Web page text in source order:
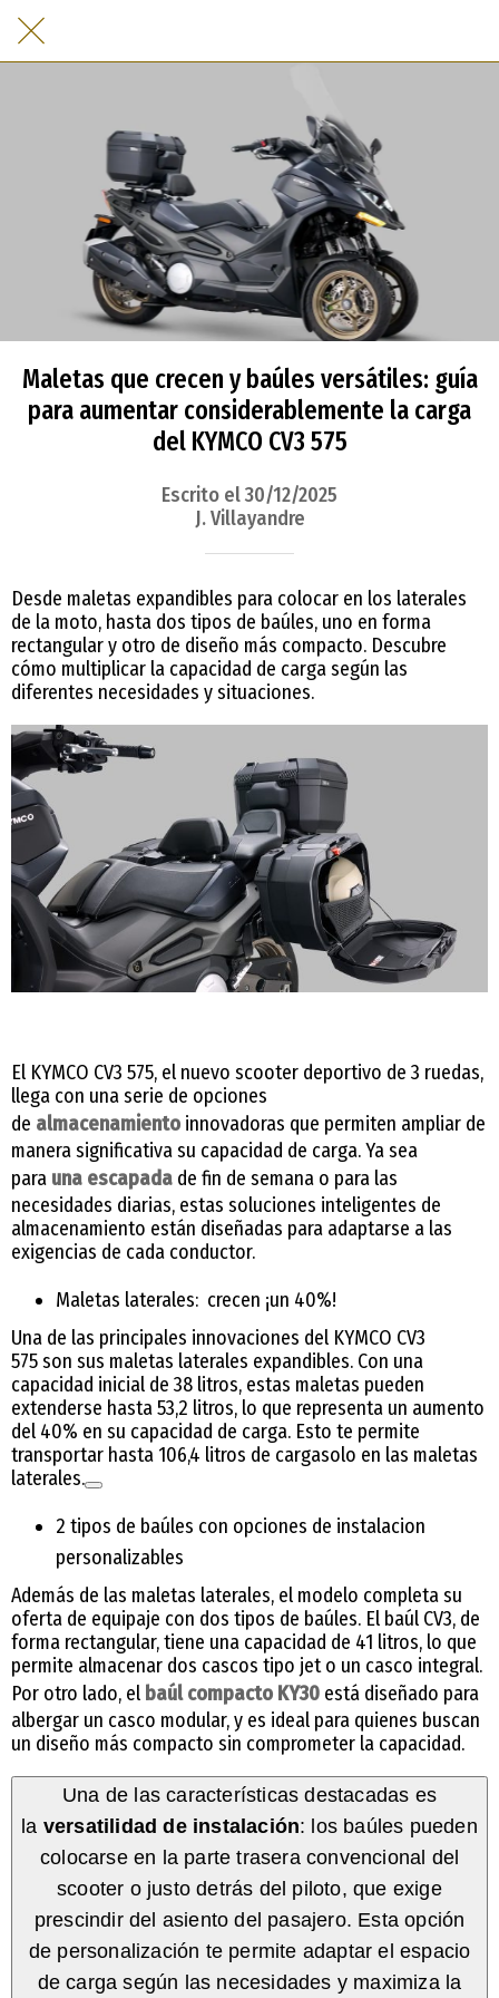
Maletas que crecen y baúles versátiles: guía
para aumentar considerablemente la carga
del KYMCO CV3 575
Escrito el 30/12/2025
J. Villayandre
Desde maletas expandibles para colocar en los laterales
de la moto, hasta dos tipos de baúles, uno en forma
rectangular y otro de diseño más compacto. Descubre
cómo multiplicar la capacidad de carga según las
diferentes necesidades y situaciones.
El KYMCO CV3 575, el nuevo scooter deportivo de 3 ruedas,
llega con una serie de opciones
de almacenamiento innovadoras que permiten ampliar de
manera significativa su capacidad de carga. Ya sea
para una escapada de fin de semana o para las
necesidades diarias, estas soluciones inteligentes de
almacenamiento están diseñadas para adaptarse a las
exigencias de cada conductor.
Maletas laterales: crecen ¡un 40%!
Una de las principales innovaciones del KYMCO CV3
575 son sus maletas laterales expandibles. Con una
capacidad inicial de 38 litros, estas maletas pueden
extenderse hasta 53,2 litros, lo que representa un aumento
del 40% en su capacidad de carga. Esto te permite
transportar hasta 106,4 litros de cargasolo en las maletas
laterales.
2 tipos de baúles con opciones de instalacion
personalizables
Además de las maletas laterales, el modelo completa su
oferta de equipaje con dos tipos de baúles. El baúl CV3, de
forma rectangular, tiene una capacidad de 41 litros, lo que
permite almacenar dos cascos tipo jet o un casco integral.
Por otro lado, el baúl compacto KY30 está diseñado para
albergar un casco modular, y es ideal para quienes buscan
un diseño más compacto sin comprometer la capacidad.
Una de las características destacadas es
la versatilidad de instalación: los baúles pueden
colocarse en la parte trasera convencional del
scooter o justo detrás del piloto, que exige
prescindir del asiento del pasajero. Esta opción
de personalización te permite adaptar el espacio
de carga según las necesidades y maximiza la